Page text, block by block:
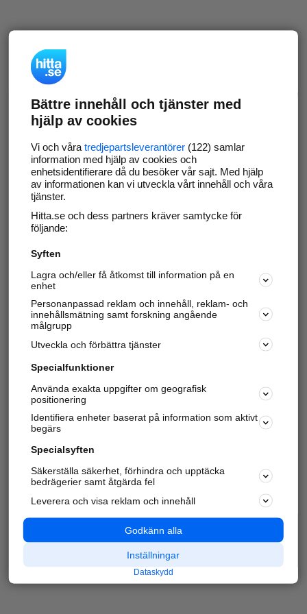
Bättre innehåll och tjänster med
hjälp av cookies
Vi och våra tredjepartsleverantörer(122) samlar
information med hjälp av cookies och
enhetsidentifierare då du besöker vår sajt. Med hjälp
av informationen kan vi utveckla vårt innehåll och våra
tjänster.
Hitta.se och dess partners kräver samtycke för
följande:
Syften
Lagra och/eller få åtkomst till information på en
enhet
Personanpassad reklam och innehåll, reklam- och
innehållsmätning samt forskning angående
målgrupp
Utveckla och förbättra tjänster
Specialfunktioner
Använda exakta uppgifter om geografisk
positionering
Identifiera enheter baserat på information som aktivt
begärs
Specialsyften
Säkerställa säkerhet, förhindra och upptäcka
bedrägerier samt åtgärda fel
Leverera och visa reklam och innehåll
Godkänn alla
Inställningar
Dataskydd